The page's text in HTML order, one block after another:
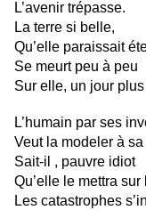
L’avenir trépasse.
La terre si belle,
Qu’elle paraissait
Se meurt peu à peu
Sur elle, un jour
L’humain par ses
Veut la modeler à sa
Sait-il , pauvre idiot
Qu’elle le mettra sur
Les catastrophes